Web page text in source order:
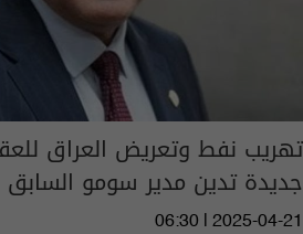
تهريب نفط وتعريض العراق
جديدة تدين مدير سومو
06:30 | 2025-04-21